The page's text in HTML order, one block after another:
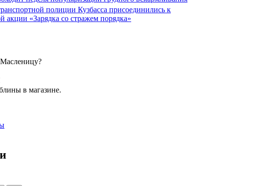
полиции Кузбасса присоединились к
акции «Зарядка со стражем порядка»
Масленицу?
в магазине.